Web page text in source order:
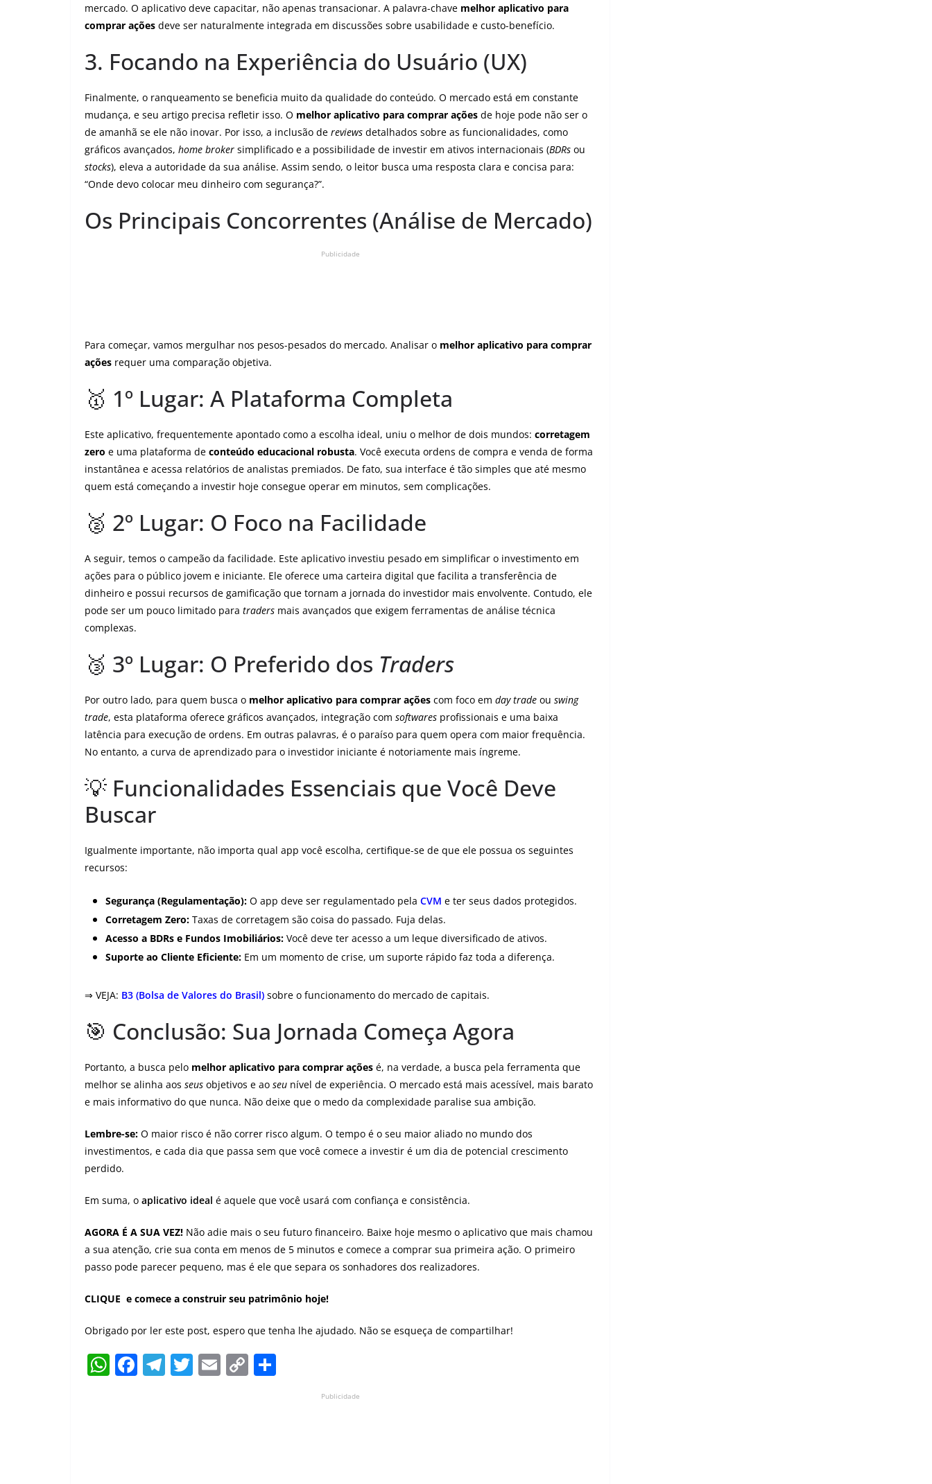
mercado. O aplicativo deve capacitar, não apenas transacionar. A palavra-chave melhor aplicativo para
comprar ações deve ser naturalmente integrada em discussões sobre usabilidade e custo-benefício.
3. Focando na Experiência do Usuário (UX)
Finalmente, o ranqueamento se beneficia muito da qualidade do conteúdo. O mercado está em constante
mudança, e seu artigo precisa refletir isso. O melhor aplicativo para comprar ações de hoje pode não ser o
de amanhã se ele não inovar. Por isso, a inclusão de reviews detalhados sobre as funcionalidades, como
gráficos avançados, home broker simplificado e a possibilidade de investir em ativos internacionais (BDRs ou
stocks), eleva a autoridade da sua análise. Assim sendo, o leitor busca uma resposta clara e concisa para:
“Onde devo colocar meu dinheiro com segurança?”.
Os Principais Concorrentes (Análise de Mercado)
Publicidade
Para começar, vamos mergulhar nos pesos-pesados do mercado. Analisar o melhor aplicativo para comprar
ações requer uma comparação objetiva.
🥇 1º Lugar: A Plataforma Completa
Este aplicativo, frequentemente apontado como a escolha ideal, uniu o melhor de dois mundos: corretagem
zero e uma plataforma de conteúdo educacional robusta. Você executa ordens de compra e venda de forma
instantânea e acessa relatórios de analistas premiados. De fato, sua interface é tão simples que até mesmo
quem está começando a investir hoje consegue operar em minutos, sem complicações.
🥈 2º Lugar: O Foco na Facilidade
A seguir, temos o campeão da facilidade. Este aplicativo investiu pesado em simplificar o investimento em
ações para o público jovem e iniciante. Ele oferece uma carteira digital que facilita a transferência de
dinheiro e possui recursos de gamificação que tornam a jornada do investidor mais envolvente. Contudo, ele
pode ser um pouco limitado para traders mais avançados que exigem ferramentas de análise técnica
complexas.
🥉 3º Lugar: O Preferido dos Traders
Por outro lado, para quem busca o melhor aplicativo para comprar ações com foco em day trade ou swing
trade, esta plataforma oferece gráficos avançados, integração com softwares profissionais e uma baixa
latência para execução de ordens. Em outras palavras, é o paraíso para quem opera com maior frequência.
No entanto, a curva de aprendizado para o investidor iniciante é notoriamente mais íngreme.
💡 Funcionalidades Essenciais que Você Deve
Buscar
Igualmente importante, não importa qual app você escolha, certifique-se de que ele possua os seguintes
recursos:
Segurança (Regulamentação): O app deve ser regulamentado pela CVM e ter seus dados protegidos.
Corretagem Zero: Taxas de corretagem são coisa do passado. Fuja delas.
Acesso a BDRs e Fundos Imobiliários: Você deve ter acesso a um leque diversificado de ativos.
Suporte ao Cliente Eficiente: Em um momento de crise, um suporte rápido faz toda a diferença.
⇒ VEJA: B3 (Bolsa de Valores do Brasil) sobre o funcionamento do mercado de capitais.
🎯 Conclusão: Sua Jornada Começa Agora
Portanto, a busca pelo melhor aplicativo para comprar ações é, na verdade, a busca pela ferramenta que
melhor se alinha aos seus objetivos e ao seu nível de experiência. O mercado está mais acessível, mais barato
e mais informativo do que nunca. Não deixe que o medo da complexidade paralise sua ambição.
Lembre-se: O maior risco é não correr risco algum. O tempo é o seu maior aliado no mundo dos
investimentos, e cada dia que passa sem que você comece a investir é um dia de potencial crescimento
perdido.
Em suma, o aplicativo ideal é aquele que você usará com confiança e consistência.
AGORA É A SUA VEZ! Não adie mais o seu futuro financeiro. Baixe hoje mesmo o aplicativo que mais chamou
a sua atenção, crie sua conta em menos de 5 minutos e comece a comprar sua primeira ação. O primeiro
passo pode parecer pequeno, mas é ele que separa os sonhadores dos realizadores.
CLIQUE e comece a construir seu patrimônio hoje!
Obrigado por ler este post, espero que tenha lhe ajudado. Não se esqueça de compartilhar!
W
h
F
a
T
el
T
w
E
m
C
o Publicidade